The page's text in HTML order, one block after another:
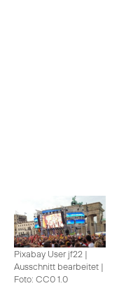
Pixabay User jf22 |
Ausschnitt bearbeitet |
Foto: CC0 1.0